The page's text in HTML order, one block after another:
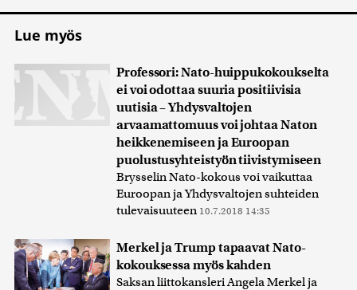
Lue myös
Professori: Nato-huippukokoukselta
ei voi odottaa suuria positiivisia
uutisia – Yhdysvaltojen
arvaamattomuus voi johtaa Naton
heikkenemiseen ja Euroopan
puolustusyhteistyön tiivistymiseen
Brysselin Nato-kokous voi vaikuttaa
Euroopan ja Yhdysvaltojen suhteiden
tulevaisuuteen 10.7.2018 14:35
Merkel ja Trump tapaavat Nato-
kokouksessa myös kahden
Saksan liittokansleri Angela Merkel ja